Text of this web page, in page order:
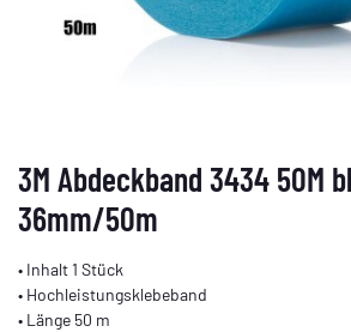
3M Abdeckband 3434 50M
36mm/50m
• Inhalt 1 Stück
• Hochleistungsklebeband
• Länge 50 m